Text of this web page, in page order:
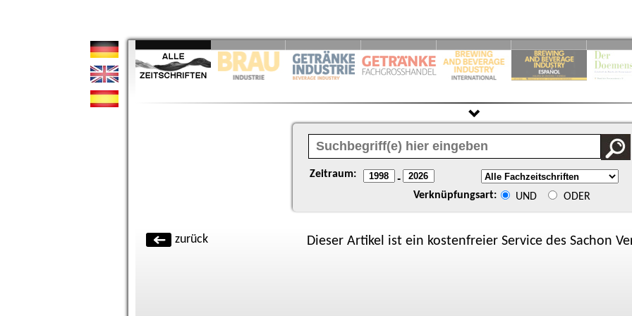
Zeitraum: -
Verknüpfungsart: UND ODER
zurück Dieser Artikel ist ein kostenfreier Service des Sachon